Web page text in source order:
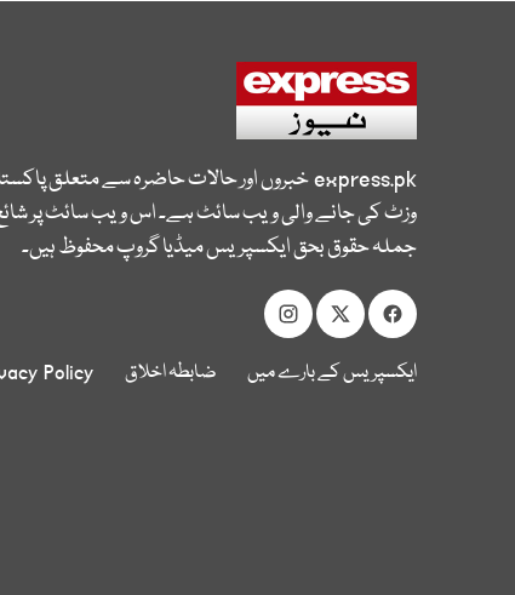
express.pkخبروں اور حالات حاضرہ سے متعلق
وزٹ کی جانے والی ویب سائٹ ہے۔ اس ویب سائٹ پر
جملہ حقوق بحق ایکسپریس میڈیا گروپ محفوظ ہیں۔
ایکسپریس کے بارے میں ضابطہ اخلاق Policy